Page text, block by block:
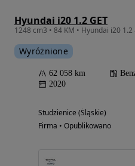
Hyundai i20 1.2 GET
1248 cm3 • 84 KM • Hyundai i20
Wyróżnione
62 058 km
2020
Studzienice (Śląskie)
Firma • Opublikowano